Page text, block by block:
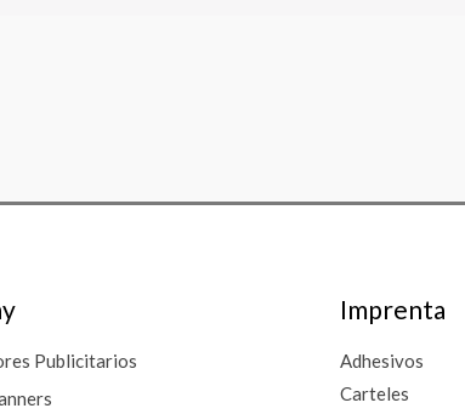
Publicitarios
Imprenta
Adhesivos
Carteles